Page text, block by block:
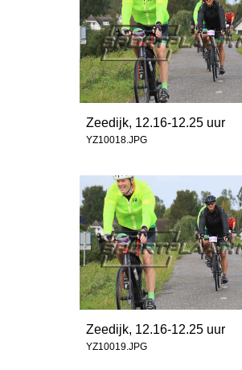
Zeedijk, 12.16-12.25 uur
YZ10018.JPG
Zeedijk, 12.16-12.25 uur
YZ10019.JPG